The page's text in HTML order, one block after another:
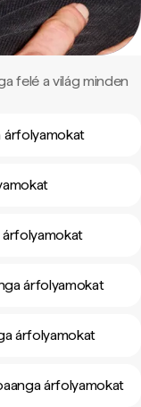
felé a világ minden
árfolyamokat
árfolyamokat
árfolyamokat
árfolyamokat